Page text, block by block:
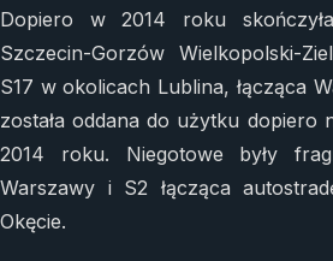
Dopiero w 2014 roku
Szczecin-Gorzów Wielkopolski-
S17 w okolicach Lublina, łącząca
została oddana do użytku dopiero
2014 roku. Niegotowe były
Warszawy i S2 łącząca
Okęcie.